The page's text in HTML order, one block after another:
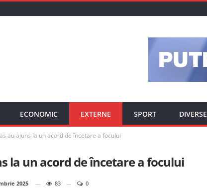
ECONOMIC EXTERNE SPORT DIVERSE
au ajuns la un acord de încetare a focului
la un acord de încetare a focului
2025 83 0